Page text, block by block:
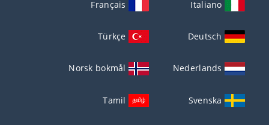
Italiano
Français
Deutsch
Türkçe
Nederlands
Norsk bokmål
Svenska
Tamil